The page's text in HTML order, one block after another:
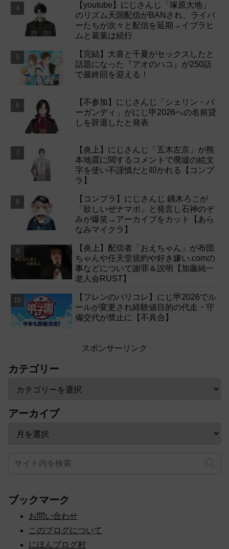
【youtube】にじさんじ「塚原大地」
のリズム天国配信がBANされ、ライバ
ーたちが次々と配信を延期→イブラヒ
ムと葛葉は続行
【完結】大喜と千夏がセックスしたと
話題になった『アオのハコ』が250話
で最終回を迎える！
【不参加】にじさんじ「シェリン・バ
ーガンディ」がにじ甲2026への名前貸
しを辞退したと発表
【炎上】にじさんじ「五木左京」が熊
本地震に関するコメントで廃墟の絵文
字を使い不謹慎だと叩かれる【コンプ
ラ】
【コンプラ】にじさんじ 鏑木ろこが
「欲しいぜナマポ」と発言し石神のぞ
みが爆笑→アーカイブをカット【あら
なみマイクラ】
【炎上】配信者「おえちゃん」が布団
ちゃんや任天堂規約や好き嫌い.comの
事などについて謝罪＆説明【加藤純一
老人会RUST】
【フレンのパリコレ】にじ甲2026でル
ールが変更され経験値目的の代走・守
備交代が禁止に【不具合】
スポンサーリンク
カテゴリー
アーカイブ
ブックマーク
お問い合わせ
このブログについて
にほんブログ村